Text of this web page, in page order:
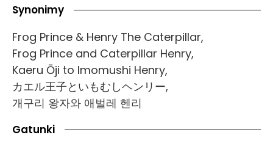
Synonimy
Frog Prince & Henry The Caterpillar,
Frog Prince and Caterpillar Henry,
Kaeru Ōji to Imomushi Henry,
カエル王子といもむしヘンリー,
개구리 왕자와 애벌레 헨리
Gatunki